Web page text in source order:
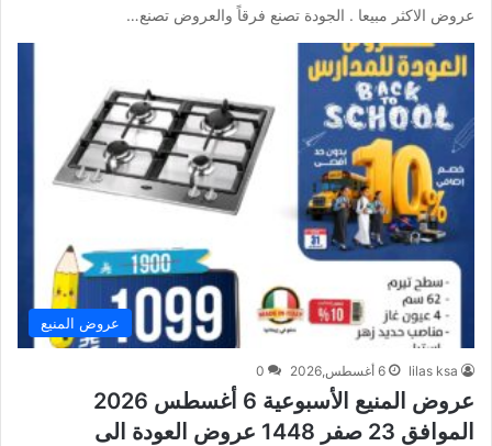
عروض الاكثر مبيعا . الجودة تصنع فرقاً والعروض تصنع…
عروض المنيع
lilas ksa 6 أغسطس,2026 0
عروض المنيع الأسبوعية 6 أغسطس 2026
الموافق 23 صفر 1448 عروض العودة الى